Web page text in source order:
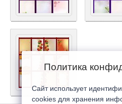
Политика
Сайт использует
cookies для хранения